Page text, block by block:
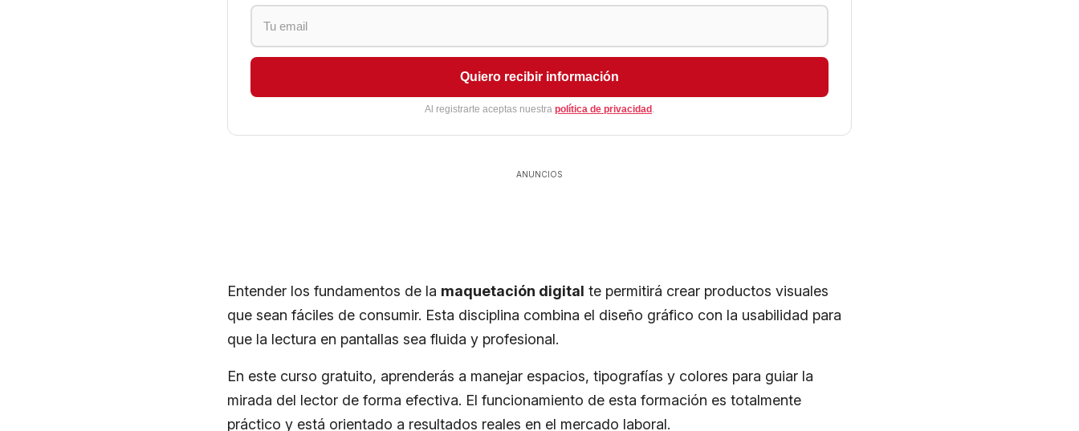
Quiero recibir información
Al registrarte aceptas nuestra política de privacidad .
ANUNCIOS
Entender los fundamentos de la maquetación digital te permitirá crear productos visuales
que sean fáciles de consumir. Esta disciplina combina el diseño gráfico con la usabilidad para
que la lectura en pantallas sea fluida y profesional.
En este curso gratuito, aprenderás a manejar espacios, tipografías y colores para guiar la
mirada del lector de forma efectiva. El funcionamiento de esta formación es totalmente
práctico y está orientado a resultados reales en el mercado laboral.